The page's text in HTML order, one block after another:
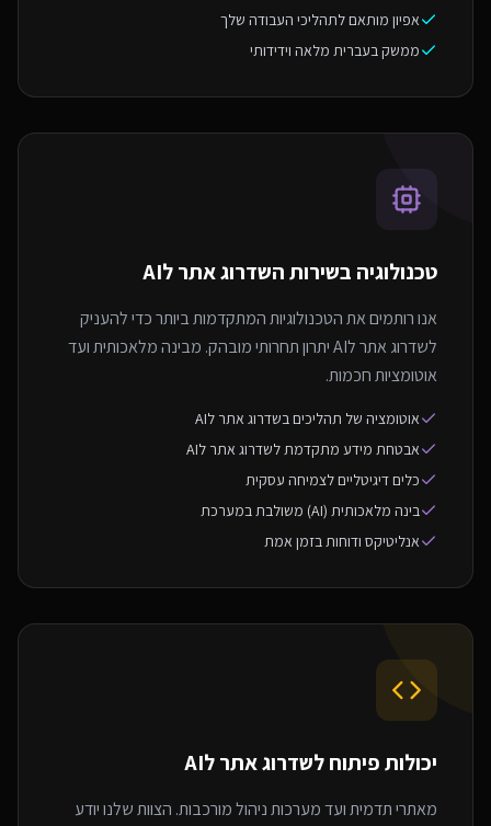
אפיון מותאם לתהליכי העבודה שלך
ממשק בעברית מלאה וידידותי
טכנולוגיה בשירות השדרוג אתר לAI
אנו רותמים את הטכנולוגיות המתקדמות ביותר כדי להעניק
לשדרוג אתר לAI יתרון תחרותי מובהק. מבינה מלאכותית ועד
אוטומציות חכמות.
אוטומציה של תהליכים בשדרוג אתר לAI
אבטחת מידע מתקדמת לשדרוג אתר לAI
כלים דיגיטליים לצמיחה עסקית
בינה מלאכותית (AI) משולבת במערכת
אנליטיקס ודוחות בזמן אמת
יכולות פיתוח לשדרוג אתר לAI
מאתרי תדמית ועד מערכות ניהול מורכבות. הצוות שלנו יודע